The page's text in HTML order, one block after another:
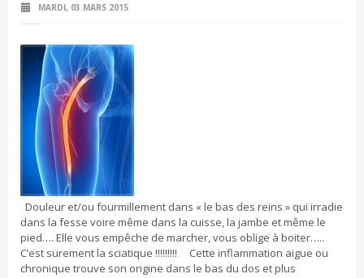
MARDI, 03 MARS 2015
Douleur et/ou fourmillement dans « le bas des reins » qui irradie
dans la fesse voire même dans la cuisse, la jambe et même le
pied…. Elle vous empêche de marcher, vous oblige à boiter…..
C’est surement la sciatique !!!!!!!!! Cette inflammation aigue ou
chronique trouve son origine dans le bas du dos et plus